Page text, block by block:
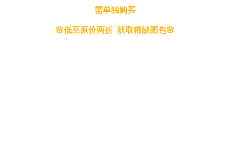
需单独购买
🌸低至原价两折 获取稀缺图包🌸